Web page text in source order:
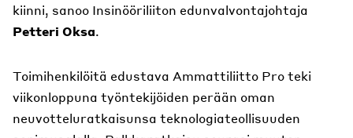
kiinni, sanoo Insinööriliiton edunvalvontajohtaja
Petteri Oksa.
Toimihenkilöitä edustava Ammattiliitto Pro teki
viikonloppuna työntekijöiden perään oman
neuvotteluratkaisunsa teknologiateollisuuden